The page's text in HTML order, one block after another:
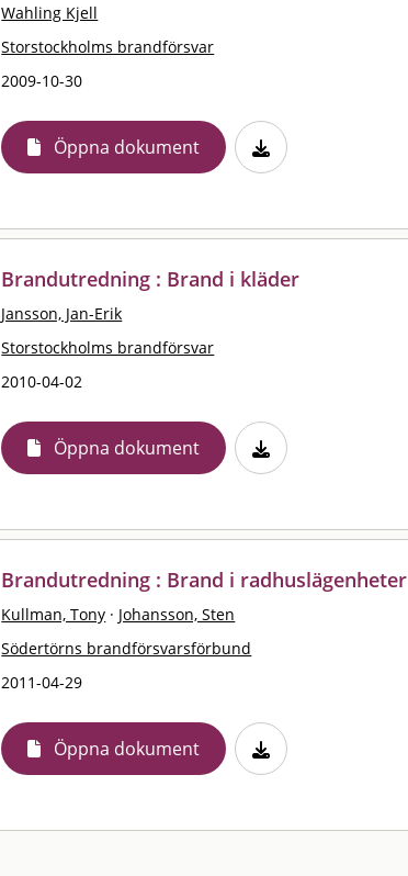
Wahling Kjell
Storstockholms brandförsvar
2009-10-30
Öppna dokument
Brandutredning : Brand i kläder
Jansson, Jan-Erik
Storstockholms brandförsvar
2010-04-02
Öppna dokument
Brandutredning : Brand i radhuslägenheter
Kullman, Tony · Johansson, Sten
Södertörns brandförsvarsförbund
2011-04-29
Öppna dokument